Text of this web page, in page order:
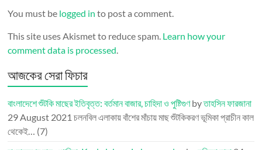
You must be logged in to post a comment.
This site uses Akismet to reduce spam. Learn how your
comment data is processed.
আজকের সেরা ফিচার
বাংলাদেশে শুঁটকি মাছের ইতিবৃত্ত: বর্তমান বাজার, চাহিদা ও পুষ্টিগুণbyতাহসিন ফারজানা
29 August 2021 চলনবিল এলাকায় বাঁশের মাঁচায় মাছ শুঁটকিকরণ ভূমিকা প্রাচীন কাল
থেকেই… (7)